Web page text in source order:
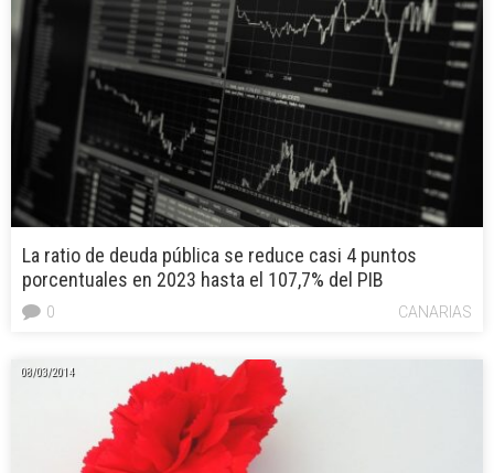
La ratio de deuda pública se reduce casi 4 puntos
porcentuales en 2023 hasta el 107,7% del PIB
CANARIAS
0
08/03/2014